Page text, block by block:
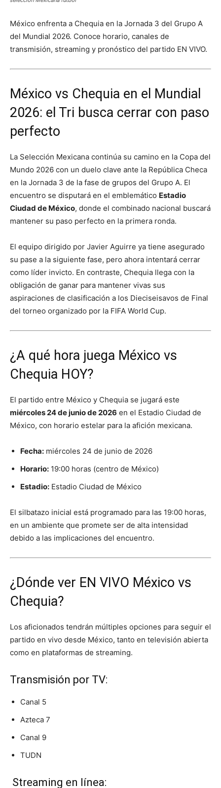
México enfrenta a Chequia en la Jornada 3 del Grupo A
del Mundial 2026. Conoce horario, canales de
transmisión, streaming y pronóstico del partido EN VIVO.
México vs Chequia en el Mundial
2026: el Tri busca cerrar con paso
perfecto
La Selección Mexicana continúa su camino en la Copa del
Mundo 2026 con un duelo clave ante la República Checa
en la Jornada 3 de la fase de grupos del Grupo A. El
encuentro se disputará en el emblemático Estadio
Ciudad de México, donde el combinado nacional buscará
mantener su paso perfecto en la primera ronda.
El equipo dirigido por Javier Aguirre ya tiene asegurado
su pase a la siguiente fase, pero ahora intentará cerrar
como líder invicto. En contraste, Chequia llega con la
obligación de ganar para mantener vivas sus
aspiraciones de clasificación a los Dieciseisavos de Final
del torneo organizado por la FIFA World Cup.
¿A qué hora juega México vs
Chequia HOY?
El partido entre México y Chequia se jugará este
miércoles 24 de junio de 2026 en el Estadio Ciudad de
México, con horario estelar para la afición mexicana.
Fecha: miércoles 24 de junio de 2026
Horario: 19:00 horas (centro de México)
Estadio: Estadio Ciudad de México
El silbatazo inicial está programado para las 19:00 horas,
en un ambiente que promete ser de alta intensidad
debido a las implicaciones del encuentro.
¿Dónde ver EN VIVO México vs
Chequia?
Los aficionados tendrán múltiples opciones para seguir el
partido en vivo desde México, tanto en televisión abierta
como en plataformas de streaming.
Transmisión por TV:
Canal 5
Azteca 7
Canal 9
TUDN
Streaming en línea: